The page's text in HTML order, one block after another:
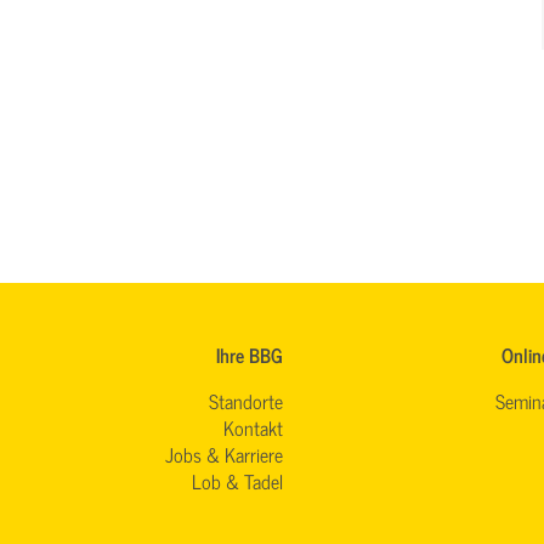
Ihre BBG
Standorte
Kontakt
Jobs & Karriere
Lob & Tadel